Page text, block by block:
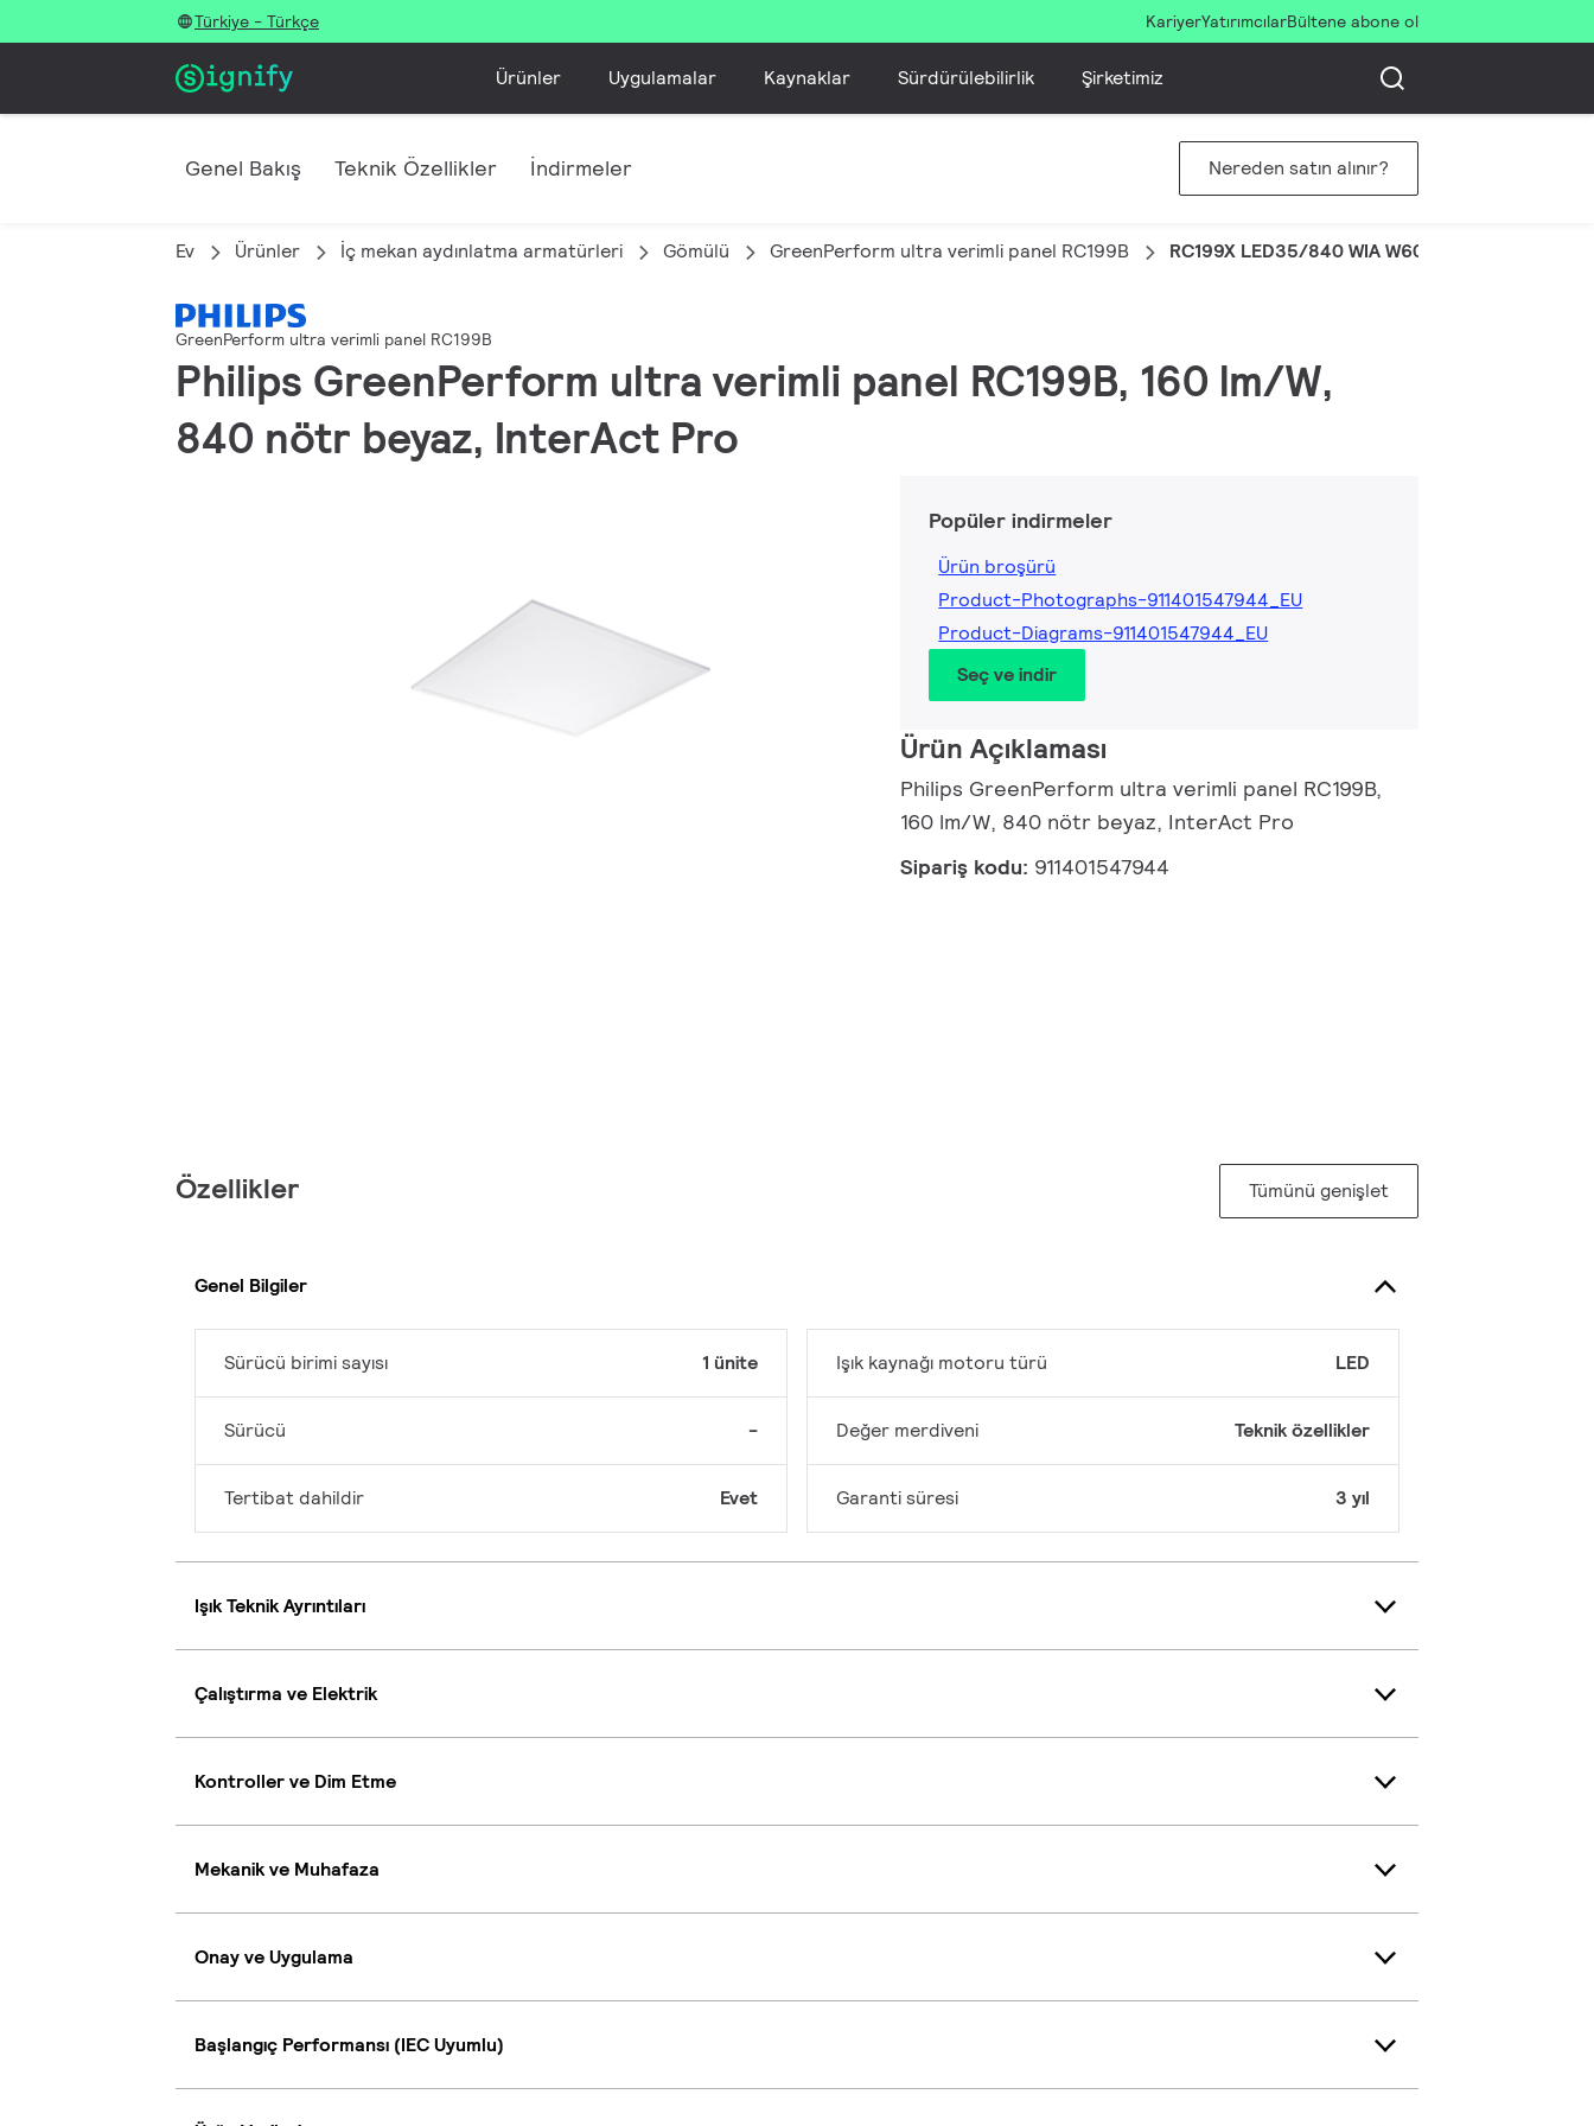
Türkiye - Türkçe KariyerYatırımcılarBültene abone ol
Ürünler Uygulamalar Kaynaklar Sürdürülebilirlik Şirketimiz
Genel Bakış Teknik Özellikler İndirmeler Nereden satın alınır?
Ev Ürünler İç mekan aydınlatma armatürleri Gömülü GreenPerform ultra verimli panel RC199B RC199X LED35/840 WIA W60L60 OC UE
GreenPerform ultra verimli panel RC199B
Philips GreenPerform ultra verimli panel RC199B, 160 lm/W,
840 nötr beyaz, InterAct Pro
Popüler indirmeler
Ürün broşürü
Product-Photographs-911401547944_EU
Product-Diagrams-911401547944_EU
Seç ve indir
Ürün Açıklaması
Philips GreenPerform ultra verimli panel RC199B,
160 lm/W, 840 nötr beyaz, InterAct Pro
Sipariş kodu: 911401547944
Özellikler Tümünü genişlet
Genel Bilgiler
Sürücü birimi sayısı 1 ünite
Sürücü -
Tertibat dahildir Evet
Işık kaynağı motoru türü LED
Değer merdiveni Teknik özellikler
Garanti süresi 3 yıl
Işık Teknik Ayrıntıları
Çalıştırma ve Elektrik
Kontroller ve Dim Etme
Mekanik ve Muhafaza
Onay ve Uygulama
Başlangıç Performansı (IEC Uyumlu)